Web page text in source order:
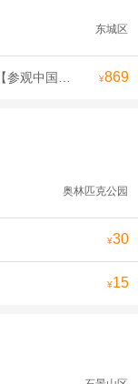
东城区
¥869
奥林匹克公园
¥30
¥15